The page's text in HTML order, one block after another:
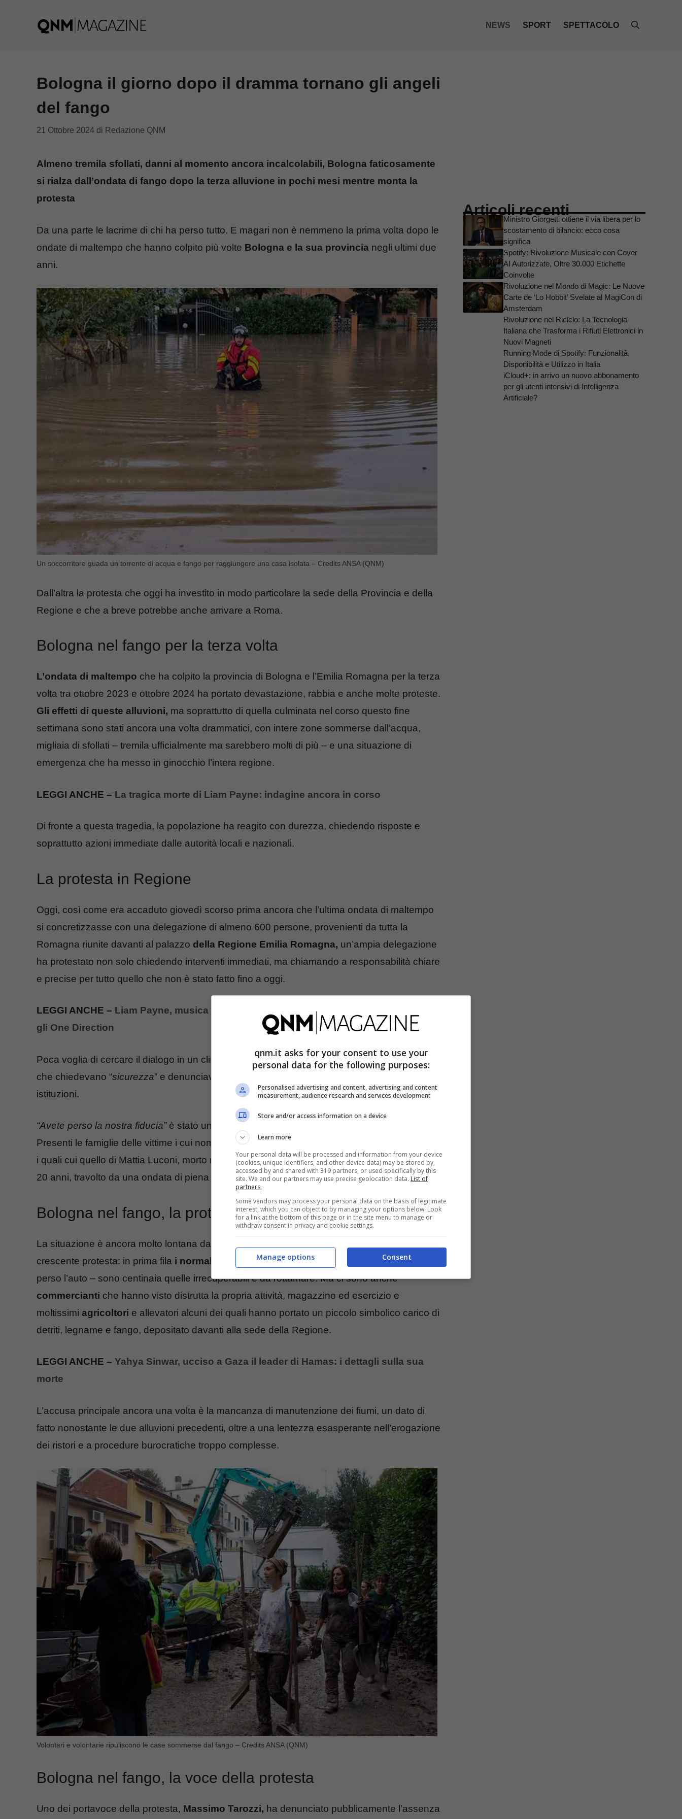
NEWS SPORT SPETTACOLO
Bologna il giorno dopo il dramma tornano gli angeli
del fango
21 Ottobre 2024 di Redazione QNM
Almeno tremila sfollati, danni al momento ancora incalcolabili, Bologna faticosamente
si rialza dall’ondata di fango dopo la terza alluvione in pochi mesi mentre monta la
protesta
Da una parte le lacrime di chi ha perso tutto. E magari non è nemmeno la prima volta dopo le
ondate di maltempo che hanno colpito più volte Bologna e la sua provincia negli ultimi due
anni.
Un soccorritore guada un torrente di acqua e fango per raggiungere una casa isolata – Credits ANSA (QNM)
Dall’altra la protesta che oggi ha investito in modo particolare la sede della Provincia e della
Regione e che a breve potrebbe anche arrivare a Roma.
Bologna nel fango per la terza volta
L’ondata di maltempo che ha colpito la provincia di Bologna e l’Emilia Romagna per la terza
volta tra ottobre 2023 e ottobre 2024 ha portato devastazione, rabbia e anche molte proteste.
Gli effetti di queste alluvioni, ma soprattutto di quella culminata nel corso questo fine
settimana sono stati ancora una volta drammatici, con intere zone sommerse dall’acqua,
migliaia di sfollati – tremila ufficialmente ma sarebbero molti di più – e una situazione di
emergenza che ha messo in ginocchio l’intera regione.
LEGGI ANCHE – La tragica morte di Liam Payne: indagine ancora in corso
Di fronte a questa tragedia, la popolazione ha reagito con durezza, chiedendo risposte e
soprattutto azioni immediate dalle autorità locali e nazionali.
La protesta in Regione
Oggi, così come era accaduto giovedì scorso prima ancora che l’ultima ondata di maltempo
si concretizzasse con una delegazione di almeno 600 persone, provenienti da tutta la
Romagna riunite davanti al palazzo della Regione Emilia Romagna, un’ampia delegazione
ha protestato non solo chiedendo interventi immediati, ma chiamando a responsabilità chiare
e precise per tutto quello che non è stato fatto fino a oggi.
LEGGI ANCHE – Liam Payne, musica in lutto: parlano Robbie Williams, Simon Cowell e
gli One Direction
Poca voglia di cercare il dialogo in un clima di estrema tensione e di rabbia, con i manifestanti
che chiedevano “sicurezza” e denunciavano il continuo rimpallo di responsabilità tra
istituzioni.
“Avete perso la nostra fiducia”è stato uno dei messaggi chiave che risuonava tra i presenti.
Presenti le famiglie delle vittime i cui nomi sono stati scanditi a gran voce dai manifestanti. Tra
i quali cui quello di Mattia Luconi, morto nell’alluvione del 2022, e quello di Simone Farinelli,
20 anni, travolto da una ondata di piena del torrente Zena a Botteghino di Zocca.
Bologna nel fango, la protesta in regione
La situazione è ancora molto lontana da una normalizzazione e si interseca con una
crescente protesta: in prima fila i normali cittadini
, gente che nella migliore delle ipotesi ha
perso l’auto – sono centinaia quelle irrecuperabili e da rottamare. Ma ci sono anche
commercianti che hanno visto distrutta la propria attività, magazzino ed esercizio e
moltissimi agricoltori e allevatori alcuni dei quali hanno portato un piccolo simbolico carico di
detriti, legname e fango, depositato davanti alla sede della Regione.
LEGGI ANCHE – Yahya Sinwar, ucciso a Gaza il leader di Hamas: i dettagli sulla sua
morte
L’accusa principale ancora una volta è la mancanza di manutenzione dei fiumi, un dato di
fatto nonostante le due alluvioni precedenti, oltre a una lentezza esasperante nell’erogazione
dei ristori e a procedure burocratiche troppo complesse.
Volontari e volontarie ripuliscono le case sommerse dal fango – Credits ANSA (QNM)
Bologna nel fango, la voce della protesta
Uno dei portavoce della protesta, Massimo Tarozzi, ha denunciato pubblicamente l’assenza
Articoli recenti
Ministro Giorgetti ottiene il via libera per lo
scostamento di bilancio: ecco cosa
significa
Spotify: Rivoluzione Musicale con Cover
AI Autorizzate, Oltre 30.000 Etichette
Coinvolte
Rivoluzione nel Mondo di Magic: Le Nuove
Carte de ‘Lo Hobbit’ Svelate al MagiCon di
Amsterdam
Rivoluzione nel Riciclo: La Tecnologia
Italiana che Trasforma i Rifiuti Elettronici in
Nuovi Magneti
Running Mode di Spotify: Funzionalità,
Disponibilità e Utilizzo in Italia
iCloud+: in arrivo un nuovo abbonamento
per gli utenti intensivi di Intelligenza
Artificiale?
qnm.it asks for your consent to use your
personal data for the following purposes:
Personalised advertising and content, advertising and content
measurement, audience research and services development
Store and/or access information on a device
Learn more
Your personal data will be processed and information from your device
(cookies, unique identifiers, and other device data) may be stored by,
accessed by and shared with 319 partners, or used specifically by this
site. We and our partners may use precise geolocation data. List of
partners.
Some vendors may process your personal data on the basis of legitimate
interest, which you can object to by managing your options below. Look
for a link at the bottom of this page or in the site menu to manage or
withdraw consent in privacy and cookie settings.
Consent
Manage options